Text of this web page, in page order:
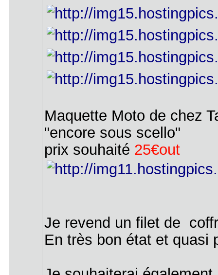
Maquette Moto de chez
"encore sous scello"
prix souhaité 25€out
Je revend un filet de
En très bon état et quasi